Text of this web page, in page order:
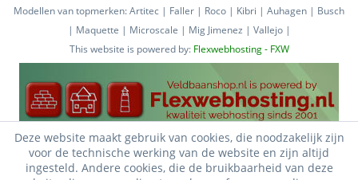
Modellen van topmerken: Artitec | Faller | Roco | Kibri | Auhagen | Busch
| Maquette | Microscale | Mig Jimenez | Vallejo |
This website is powered by: Flexwebhosting - FXW
Deze website maakt gebruik van cookies, die noodzakelijk zijn
voor de technische werking van de website en zijn altijd
ingesteld. Andere cookies, die de bruikbaarheid van deze